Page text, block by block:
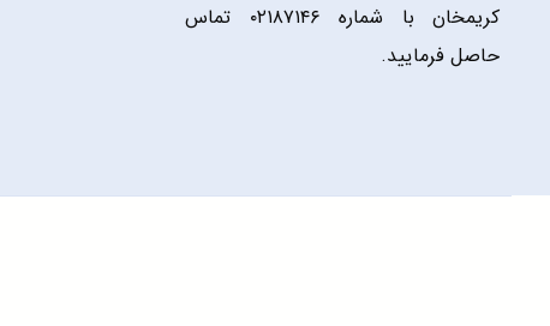
کریمخان با شماره ۰۲۱۸۷۱۴۶ تماس
حاصل فرمایید.